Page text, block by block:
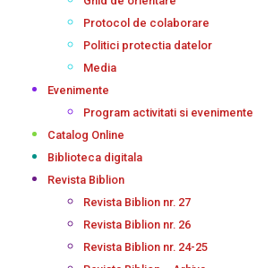
Protocol de colaborare
Politici protectia datelor
Media
Evenimente
Program activitati si
Catalog Online
Biblioteca digitala
Revista Biblion
Revista Biblion nr. 27
Revista Biblion nr. 26
Revista Biblion nr. 24-25